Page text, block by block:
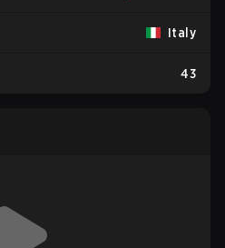
Italy
43